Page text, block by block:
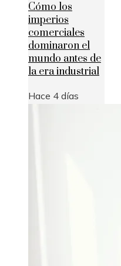
Cómo los
imperios
comerciales
dominaron el
mundo antes de
la era industrial
Hace 4 días